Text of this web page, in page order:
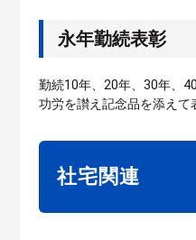
永年勤続表彰
勤続10年、20年、30年、
功労を讃え記念品を添えて
社宅関連